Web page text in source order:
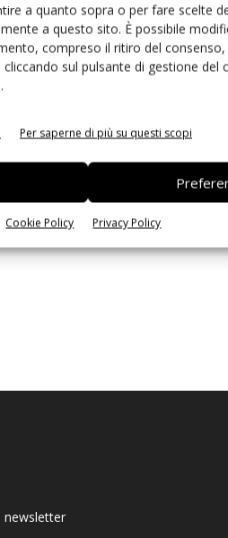
a quanto sopra o per fare scelte
a questo sito. È possibile
compreso il ritiro del consenso,
sul pulsante di gestione del
Per saperne di più su questi scopi
Cookie Policy Privacy Policy
newsletter